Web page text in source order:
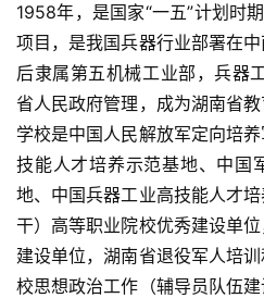
1958年，是国家“一五”计划时
项目，是我国兵器行业部署在
后隶属第五机械工业部，兵器
省人民政府管理，成为湖南省教
学校是中国人民解放军定向培
技能人才培养示范基地、中国
地、中国兵器工业高技能人才
干）高等职业院校优秀建设单
建设单位，湖南省退役军人培
校思想政治工作（辅导员队伍